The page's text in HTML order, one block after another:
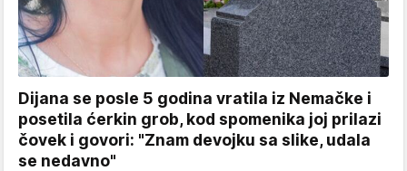
Dijana se posle 5 godina vratila iz Nemačke i
posetila ćerkin grob, kod spomenika joj prilazi
čovek i govori: "Znam devojku sa slike, udala
se nedavno"